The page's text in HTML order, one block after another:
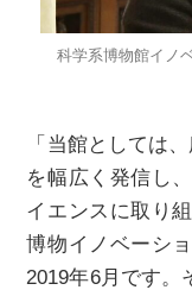
科学系博物館イノ
「当館としては
を幅広く発信し
イエンスに取り
博物イノベーシ
2019年6月です。